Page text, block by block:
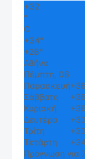
+32
°
C
+34°
+28°
Αθήνα
Πέμπτη, 06
Παρασκευή+
Σάββατο
+
Κυριακή
+
Δευτέρα
+
Τρίτη
+
Τετάρτη
+
Πρόγνωση για